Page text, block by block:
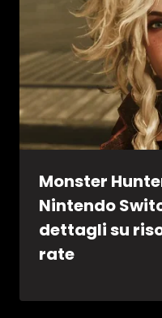
Monster
Nintendo
dettagli su
rate